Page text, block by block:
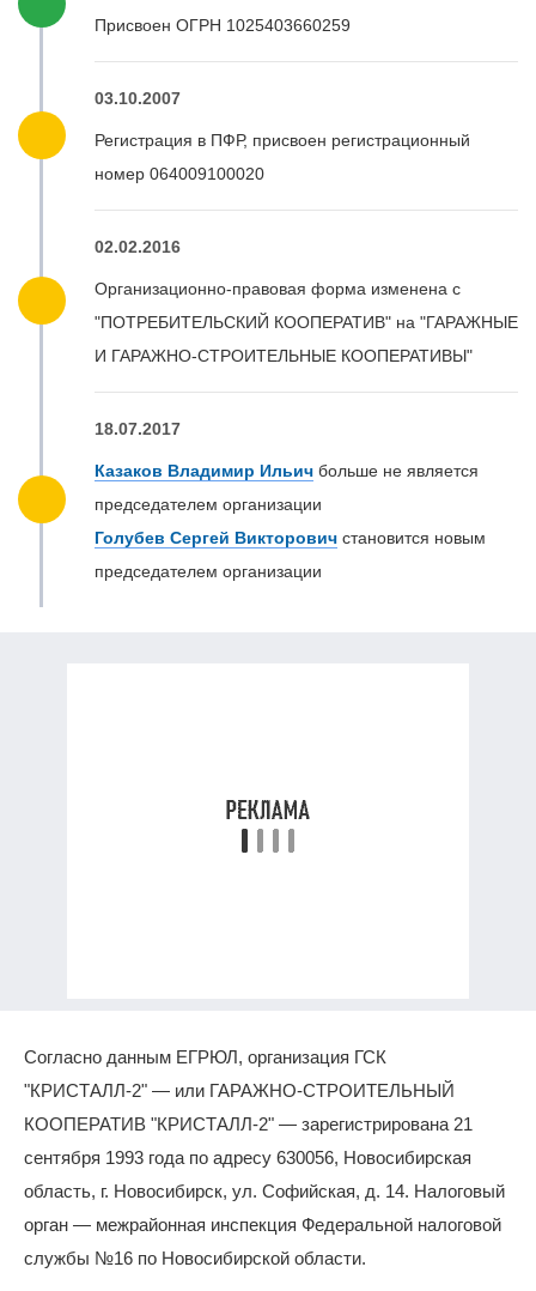
Присвоен ОГРН 1025403660259
03.10.2007
Регистрация в ПФР, присвоен регистрационный
номер 064009100020
02.02.2016
Организационно-правовая форма изменена с
"ПОТРЕБИТЕЛЬСКИЙ КООПЕРАТИВ" на "ГАРАЖНЫЕ
И ГАРАЖНО-СТРОИТЕЛЬНЫЕ КООПЕРАТИВЫ"
18.07.2017
Казаков Владимир Ильич больше не является
председателем организации
Голубев Сергей Викторович становится новым
председателем организации
Согласно данным ЕГРЮЛ, организация ГСК
"КРИСТАЛЛ-2" — или ГАРАЖНО-СТРОИТЕЛЬНЫЙ
КООПЕРАТИВ "КРИСТАЛЛ-2" — зарегистрирована 21
сентября 1993 года по адресу 630056, Новосибирская
область, г. Новосибирск, ул. Софийская, д. 14. Налоговый
орган — межрайонная инспекция Федеральной налоговой
службы №16 по Новосибирской области.